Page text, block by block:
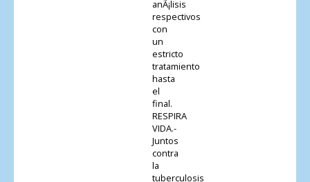
anÃ¡lisis
respectivos
con
un
estricto
tratamiento
hasta
el
final.
RESPIRA
VIDA.-
Juntos
contra
la
tuberculosis